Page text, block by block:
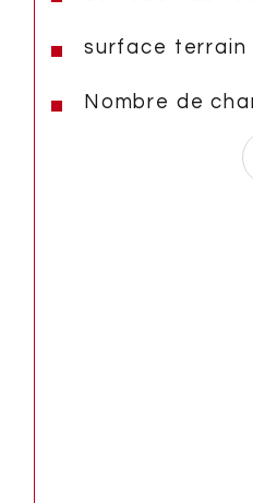
surface terrain
Nombre de